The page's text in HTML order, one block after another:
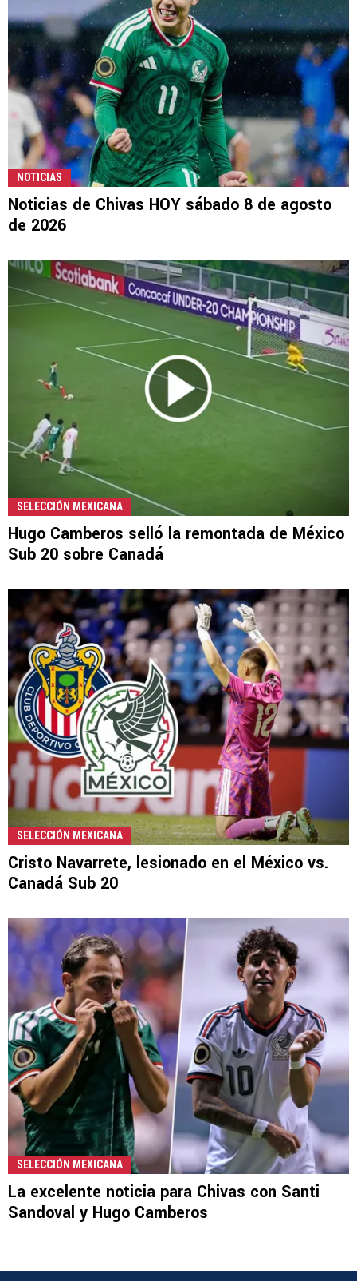
NOTICIAS
Noticias de Chivas HOY sábado 8 de agosto
de 2026
SELECCIÓN MEXICANA
Hugo Camberos selló la remontada de México
Sub 20 sobre Canadá
SELECCIÓN MEXICANA
Cristo Navarrete, lesionado en el México vs.
Canadá Sub 20
SELECCIÓN MEXICANA
La excelente noticia para Chivas con Santi
Sandoval y Hugo Camberos